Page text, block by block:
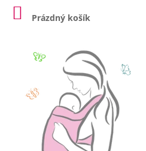
NÁKUPNÍ
KOŠÍK
Prázdný košík